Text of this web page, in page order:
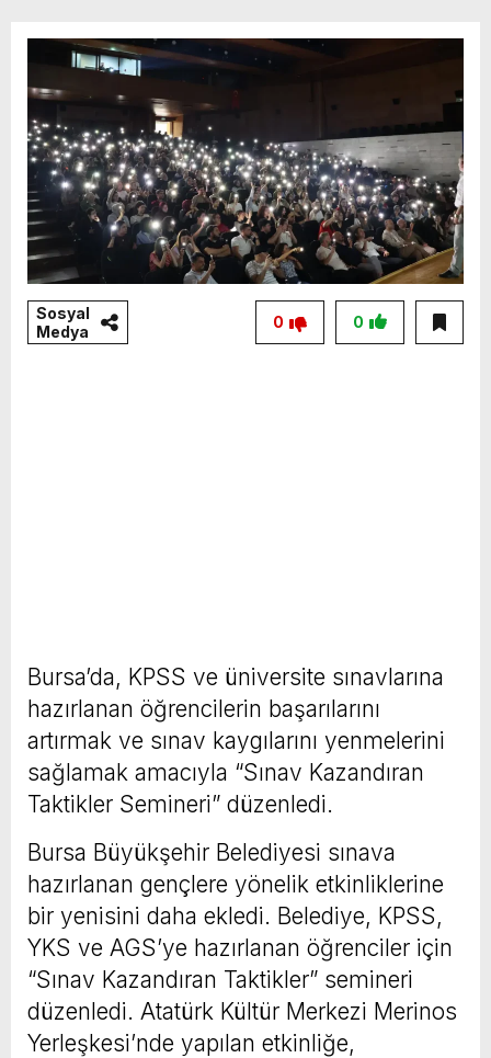
Sosyal
Medya
0
0
Bursa’da, KPSS ve üniversite sınavlarına
hazırlanan öğrencilerin başarılarını
artırmak ve sınav kaygılarını yenmelerini
sağlamak amacıyla “Sınav Kazandıran
Taktikler Semineri” düzenledi.
Bursa Büyükşehir Belediyesi sınava
hazırlanan gençlere yönelik etkinliklerine
bir yenisini daha ekledi. Belediye, KPSS,
YKS ve AGS’ye hazırlanan öğrenciler için
“Sınav Kazandıran Taktikler” semineri
düzenledi. Atatürk Kültür Merkezi Merinos
Yerleşkesi’nde yapılan etkinliğe,